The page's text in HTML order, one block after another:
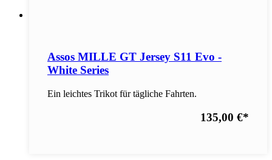
Assos MILLE GT Jersey S11 Evo -
White Series
Ein leichtes Trikot für tägliche Fahrten.
135,00 €*